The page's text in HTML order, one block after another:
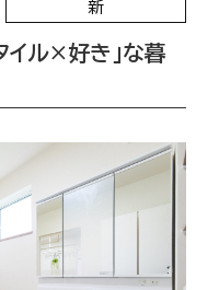
新
イル×好き」な暮